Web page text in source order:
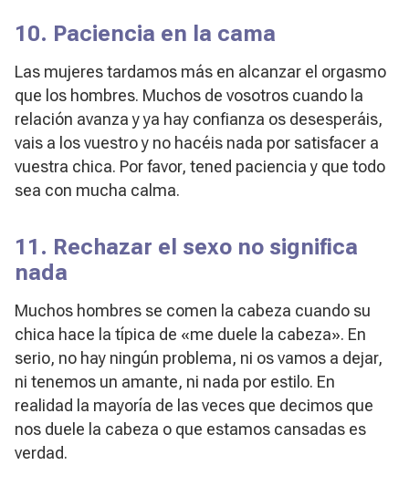
10. Paciencia en la cama
Las mujeres tardamos más en alcanzar el orgasmo
que los hombres. Muchos de vosotros cuando la
relación avanza y ya hay confianza os desesperáis,
vais a los vuestro y no hacéis nada por satisfacer a
vuestra chica. Por favor, tened paciencia y que todo
sea con mucha calma.
11. Rechazar el sexo no significa
nada
Muchos hombres se comen la cabeza cuando su
chica hace la típica de «me duele la cabeza». En
serio, no hay ningún problema, ni os vamos a dejar,
ni tenemos un amante, ni nada por estilo. En
realidad la mayoría de las veces que decimos que
nos duele la cabeza o que estamos cansadas es
verdad.